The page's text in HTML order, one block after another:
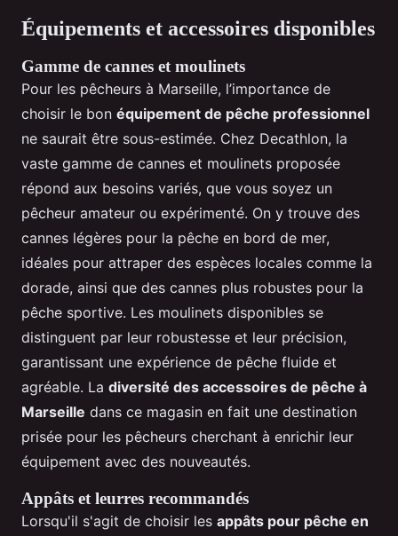
Équipements et accessoires disponibles
Gamme de cannes et moulinets
Pour les pêcheurs à Marseille, l’importance de
choisir le bon équipement de pêche professionnel
ne saurait être sous-estimée. Chez Decathlon, la
vaste gamme de cannes et moulinets proposée
répond aux besoins variés, que vous soyez un
pêcheur amateur ou expérimenté. On y trouve des
cannes légères pour la pêche en bord de mer,
idéales pour attraper des espèces locales comme la
dorade, ainsi que des cannes plus robustes pour la
pêche sportive. Les moulinets disponibles se
distinguent par leur robustesse et leur précision,
garantissant une expérience de pêche fluide et
agréable. La diversité des accessoires de pêche à
Marseille dans ce magasin en fait une destination
prisée pour les pêcheurs cherchant à enrichir leur
équipement avec des nouveautés.
Appâts et leurres recommandés
Lorsqu'il s'agit de choisir les appâts pour pêche en